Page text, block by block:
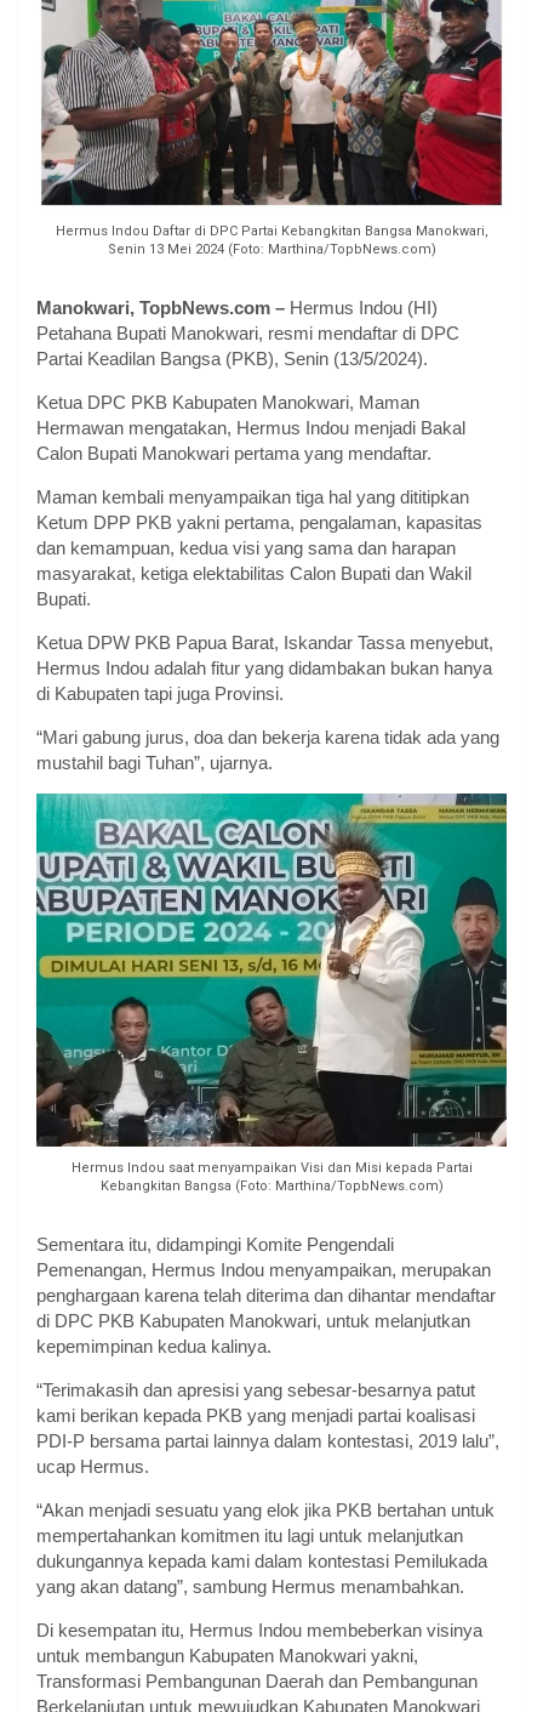
Hermus Indou Daftar di DPC Partai Kebangkitan Bangsa Manokwari,
Senin 13 Mei 2024 (Foto: Marthina/TopbNews.com)
Manokwari, TopbNews.com – Hermus Indou (HI)
Petahana Bupati Manokwari, resmi mendaftar di DPC
Partai Keadilan Bangsa (PKB), Senin (13/5/2024).
Ketua DPC PKB Kabupaten Manokwari, Maman
Hermawan mengatakan, Hermus Indou menjadi Bakal
Calon Bupati Manokwari pertama yang mendaftar.
Maman kembali menyampaikan tiga hal yang dititipkan
Ketum DPP PKB yakni pertama, pengalaman, kapasitas
dan kemampuan, kedua visi yang sama dan harapan
masyarakat, ketiga elektabilitas Calon Bupati dan Wakil
Bupati.
Ketua DPW PKB Papua Barat, Iskandar Tassa menyebut,
Hermus Indou adalah fitur yang didambakan bukan hanya
di Kabupaten tapi juga Provinsi.
“Mari gabung jurus, doa dan bekerja karena tidak ada yang
mustahil bagi Tuhan”, ujarnya.
Hermus Indou saat menyampaikan Visi dan Misi kepada Partai
Kebangkitan Bangsa (Foto: Marthina/TopbNews.com)
Sementara itu, didampingi Komite Pengendali
Pemenangan, Hermus Indou menyampaikan, merupakan
penghargaan karena telah diterima dan dihantar mendaftar
di DPC PKB Kabupaten Manokwari, untuk melanjutkan
kepemimpinan kedua kalinya.
“Terimakasih dan apresisi yang sebesar-besarnya patut
kami berikan kepada PKB yang menjadi partai koalisasi
PDI-P bersama partai lainnya dalam kontestasi, 2019 lalu”,
ucap Hermus.
“Akan menjadi sesuatu yang elok jika PKB bertahan untuk
mempertahankan komitmen itu lagi untuk melanjutkan
dukungannya kepada kami dalam kontestasi Pemilukada
yang akan datang”, sambung Hermus menambahkan.
Di kesempatan itu, Hermus Indou membeberkan visinya
untuk membangun Kabupaten Manokwari yakni,
Transformasi Pembangunan Daerah dan Pembangunan
Berkelanjutan untuk mewujudkan Kabupaten Manokwari